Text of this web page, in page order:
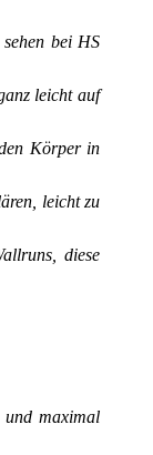
bei HS
leicht auf
Körper in
leicht zu
diese
und maximal